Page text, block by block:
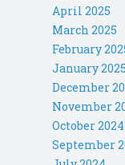
April 2025
March 2025
February
January 2025
December
November
October 2024
September